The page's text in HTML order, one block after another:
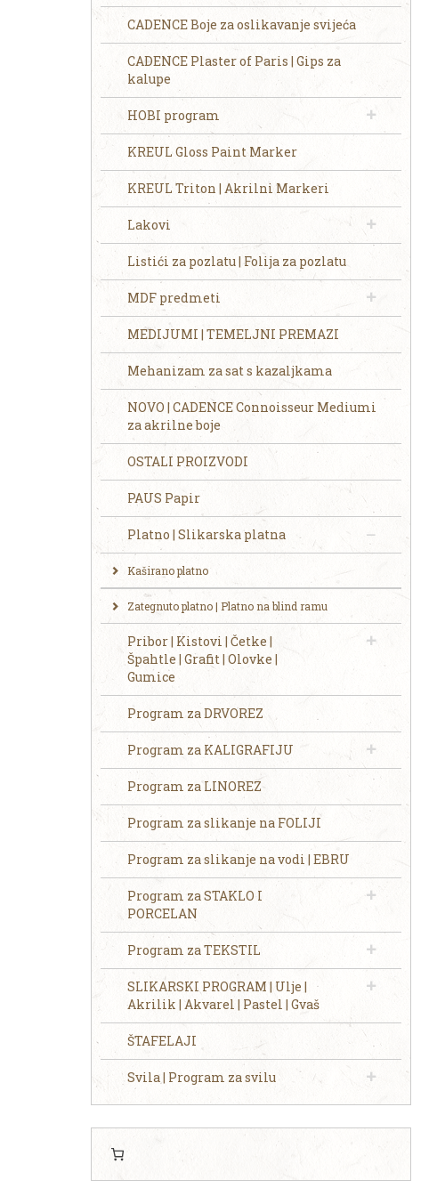
CADENCE Boje za oslikavanje svijeća
CADENCE Plaster of Paris | Gips za
kalupe
HOBI program
KREUL Gloss Paint Marker
KREUL Triton | Akrilni Markeri
Lakovi
Listići za pozlatu | Folija za pozlatu
MDF predmeti
MEDIJUMI | TEMELJNI PREMAZI
Mehanizam za sat s kazaljkama
NOVO | CADENCE Connoisseur Mediumi
za akrilne boje
OSTALI PROIZVODI
PAUS Papir
Platno | Slikarska platna
Kaširano platno
Zategnuto platno | Platno na blind ramu
Pribor | Kistovi | Četke |
Špahtle | Grafit | Olovke |
Gumice
Program za DRVOREZ
Program za KALIGRAFIJU
Program za LINOREZ
Program za slikanje na FOLIJI
Program za slikanje na vodi | EBRU
Program za STAKLO I
PORCELAN
Program za TEKSTIL
SLIKARSKI PROGRAM | Ulje |
Akrilik | Akvarel | Pastel | Gvaš
ŠTAFELAJI
Svila | Program za svilu